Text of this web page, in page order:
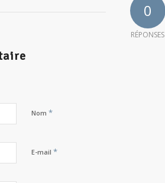
0
RÉPONSES
Nom *
E-mail *